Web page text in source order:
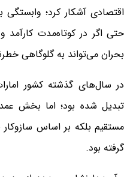
اقتصادی آشکار کرد؛
حتی اگر در کوتاه‌مدت
بحران می‌تواند به گلوگاهی
در سال‌های گذشته کشور
تبدیل شده بود؛ اما بخش
مستقیم بلکه بر اساس
گرفته بود.